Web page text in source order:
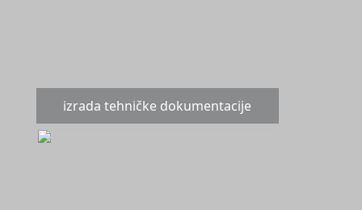
izrada tehničke dokumentacije